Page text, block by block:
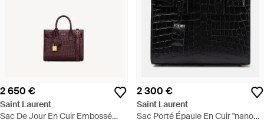
2 650 €
Saint Laurent
Sac De Jour En Cuir Embossé
2 300 €
Saint Laurent
Sac Porté Épaule En Cuir "nano